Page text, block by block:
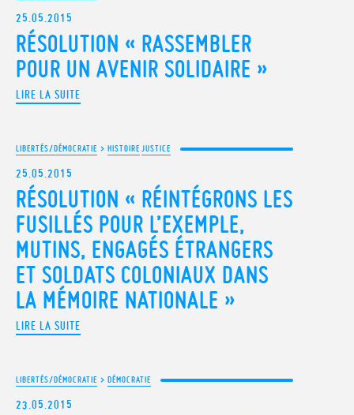
25.05.2015
RÉSOLUTION « RASSEMBLER
POUR UN AVENIR SOLIDAIRE »
LIRE LA SUITE
LIBERTÉS/DÉMOCRATIE > HISTOIRE JUSTICE
25.05.2015
RÉSOLUTION « RÉINTÉGRONS LES
FUSILLÉS POUR L’EXEMPLE,
MUTINS, ENGAGÉS ÉTRANGERS
ET SOLDATS COLONIAUX DANS
LA MÉMOIRE NATIONALE »
LIRE LA SUITE
LIBERTÉS/DÉMOCRATIE > DÉMOCRATIE
23.05.2015